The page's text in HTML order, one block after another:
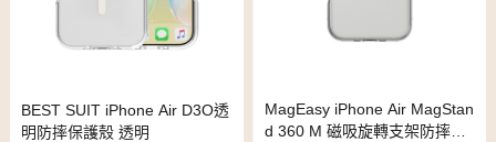
BEST SUIT iPhone Air D3O透
明防摔保護殼 透明
MagEasy iPhone Air MagStan
d 360 M 磁吸旋轉支架防摔手